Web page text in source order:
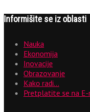
Informišite se iz oblasti
Nauka
Ekonomija
Inovacije
Obrazovanje
Kako radi…
Pretplatite se na